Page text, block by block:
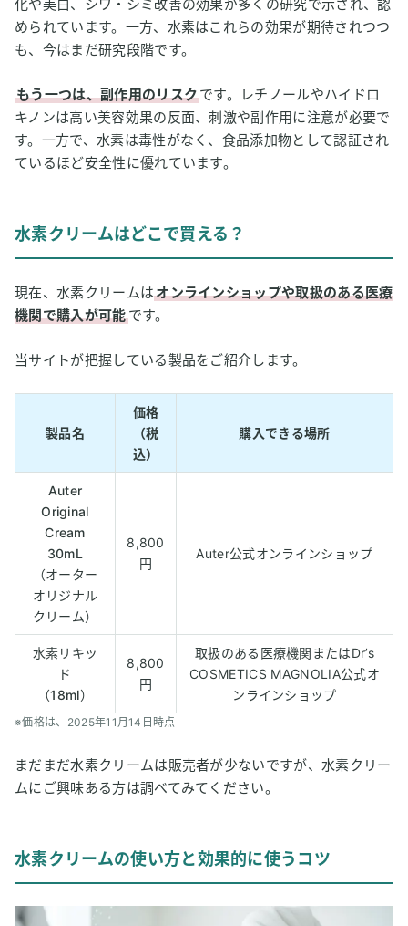
化や美白、シワ・シミ改善の効果が多くの研究で示され、認
められています。一方、水素はこれらの効果が期待されつつ
も、今はまだ研究段階です。
もう一つは、副作用のリスクです。レチノールやハイドロ
キノンは高い美容効果の反面、刺激や副作用に注意が必要で
す。一方で、水素は毒性がなく、食品添加物として認証され
ているほど安全性に優れています。
水素クリームはどこで買える？
現在、水素クリームはオンラインショップや取扱のある医療
機関で購入が可能です。
当サイトが把握している製品をご紹介します。
製品名
価格
（税
込）
購入できる場所
Auter
Original
Cream
30mL
（オーター
オリジナル
クリーム）
8,800
円
Auter公式オンラインショップ
水素リキッ
ド
（18ml）
8,800
円
取扱のある医療機関またはDr’s
COSMETICS MAGNOLIA公式オ
ンラインショップ
※価格は、2025年11月14日時点
まだまだ水素クリームは販売者が少ないですが、水素クリー
ムにご興味ある方は調べてみてください。
水素クリームの使い方と効果的に使うコツ